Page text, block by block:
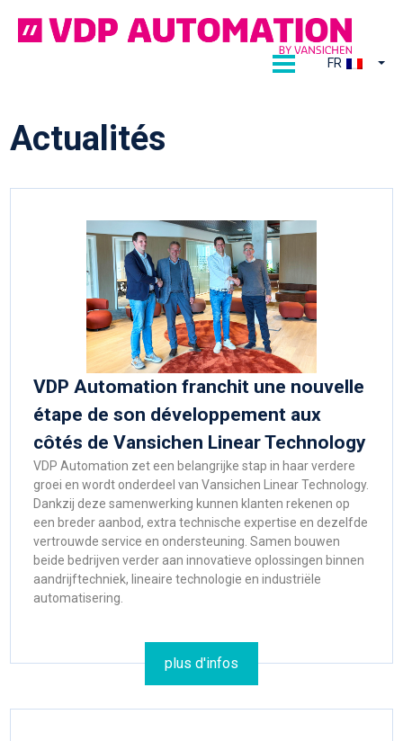
naar
FR
Actualités
VDP Automation franchit une nouvelle
étape de son développement aux
côtés de Vansichen Linear Technology
VDP Automation zet een belangrijke stap in haar verdere
groei en wordt onderdeel van Vansichen Linear Technology.
Dankzij deze samenwerking kunnen klanten rekenen op
een breder aanbod, extra technische expertise en dezelfde
vertrouwde service en ondersteuning. Samen bouwen
beide bedrijven verder aan innovatieve oplossingen binnen
aandrijftechniek, lineaire technologie en industriële
automatisering.
plus d'infos